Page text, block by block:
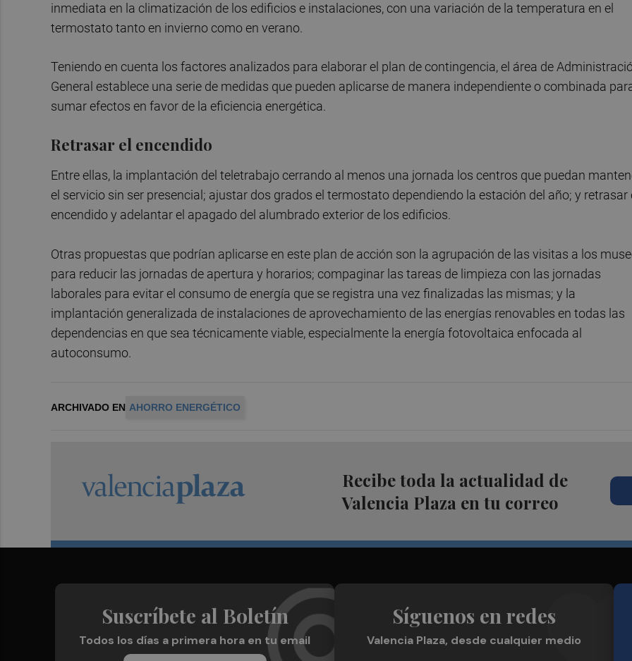
inmediata en la climatización de los edificios e instalaciones, con una variación de la temperatura en el
termostato tanto en invierno como en verano.
Teniendo en cuenta los factores analizados para elaborar el plan de contingencia, el área de
General establece una serie de medidas que pueden aplicarse de manera independiente o combinada
sumar efectos en favor de la eficiencia energética.
Retrasar el encendido
Entre ellas, la implantación del teletrabajo cerrando al menos una jornada los centros que puedan
el servicio sin ser presencial; ajustar dos grados el termostato dependiendo la estación del año; y retrasar
encendido y adelantar el apagado del alumbrado exterior de los edificios.
Otras propuestas que podrían aplicarse en este plan de acción son la agrupación de las visitas a los
para reducir las jornadas de apertura y horarios; compaginar las tareas de limpieza con las jornadas
laborales para evitar el consumo de energía que se registra una vez finalizadas las mismas; y la
implantación generalizada de instalaciones de aprovechamiento de las energías renovables en todas las
dependencias en que sea técnicamente viable, especialmente la energía fotovoltaica enfocada al
autoconsumo.
ARCHIVADO EN AHORRO ENERGÉTICO
Recibe toda la actualidad de
Valencia Plaza en tu correo
Suscríbete al Boletín
Todos los días a primera hora en tu email
Síguenos en redes
Valencia Plaza, desde cualquier medio